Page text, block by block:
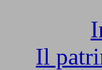
Il